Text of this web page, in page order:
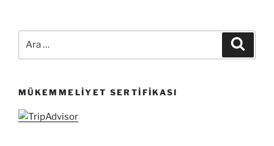
MÜKEMMELIYET SERTIFIKASI